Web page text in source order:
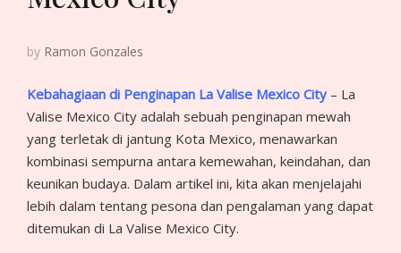
by Ramon Gonzales
Kebahagiaan di Penginapan La Valise Mexico City – La
Valise Mexico City adalah sebuah penginapan mewah
yang terletak di jantung Kota Mexico, menawarkan
kombinasi sempurna antara kemewahan, keindahan, dan
keunikan budaya. Dalam artikel ini, kita akan menjelajahi
lebih dalam tentang pesona dan pengalaman yang dapat
ditemukan di La Valise Mexico City.